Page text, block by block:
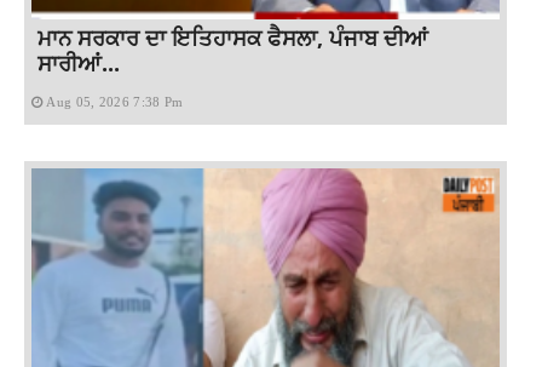
ਮਾਨ ਸਰਕਾਰ ਦਾ ਇਤਿਹਾਸਕ ਫੈਸਲਾ, ਪੰਜਾਬ ਦੀਆਂ
ਸਾਰੀਆਂ...
Aug 05, 2026 7:38 Pm